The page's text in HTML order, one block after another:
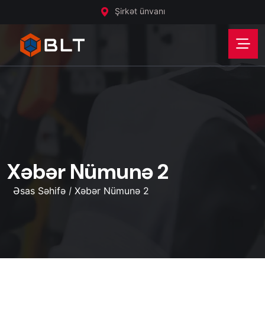
Şirkət ünvanı
Xəbər Nümunə 2
Əsas Səhifə / Xəbər Nümunə 2